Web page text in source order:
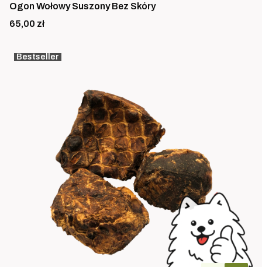
Ogon Wołowy Suszony Bez Skóry
Cena
65,00 zł
Bestseller